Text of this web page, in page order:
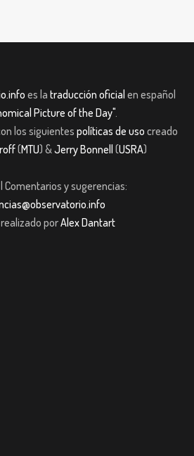
es la traducción oficial en español
Picture of the Day".
los siguientes políticas de uso creado
(MTU) &Jerry Bonnell (USRA)
| Comentarios y sugerencias:
porAlex Dantart